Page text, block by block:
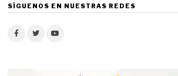
SÍGUENOS EN NUESTRAS REDES